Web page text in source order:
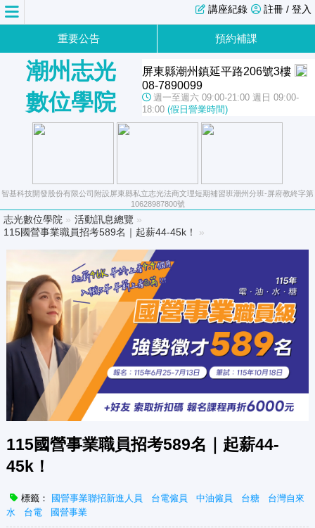
註冊 / 登入
講座紀錄
重要公告 預約補課
潮州志光
數位學院
屏東縣潮州鎮延平路206號3樓
08-7890099
週一至週六 09:00-21:00 週日 09:00-
18:00 (假日營業時間)
智基科技開發股份有限公司附設屏東縣私立志光法商文理短期補習班潮州分班-屏府教終字第
10628987800號
志光數位學院 » 活動訊息總覽 »
115國營事業職員招考589名｜起薪44-45k！
»
115國營事業職員招考589名｜起薪44-
45k！
標籤： 國營事業聯招新進人員 台電僱員 中油僱員 台糖
台灣自來
水
台電 國營事業